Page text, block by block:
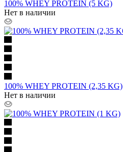
100% WHEY PROTEIN (5 KG)
Нет в наличии
100% WHEY PROTEIN (2,35 KG)
Нет в наличии